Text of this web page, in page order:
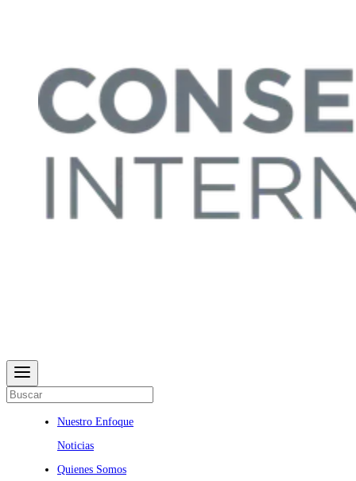
Nuestro Enfoque
Noticias
Quienes Somos